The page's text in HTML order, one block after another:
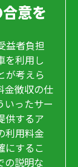
意を
益者負担
を利用し
が考えら
金徴収の仕
いったサー
供するア
利用料金
にするこ
説明な